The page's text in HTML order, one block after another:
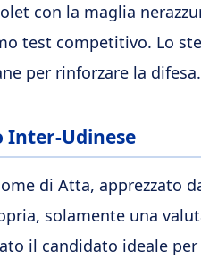
con la maglia
test competitivo. Lo
per rinforzare la difesa.
Inter-Udinese
di Atta, apprezzato
solamente una
il candidato ideale